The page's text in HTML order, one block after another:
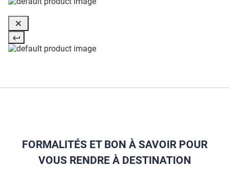
FORMALITÉS ET BON À SAVOIR POUR
VOUS RENDRE À DESTINATION